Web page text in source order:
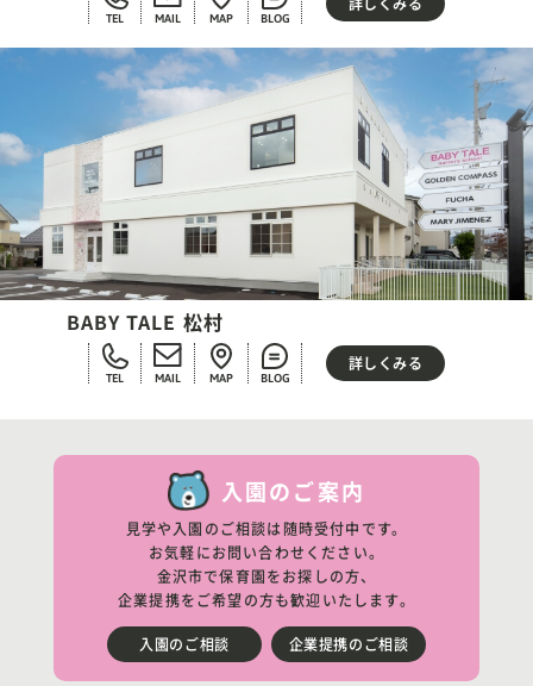
TEL MAIL MAP BLOG
BABY TALE 松村
TEL MAIL MAP BLOG
詳しくみる
入園のご案内
見学や入園のご相談は随時受付中です。
お気軽にお問い合わせください。
金沢市で保育園をお探しの方、
企業提携をご希望の方も歓迎いたします。
入園のご相談 企業提携のご相談